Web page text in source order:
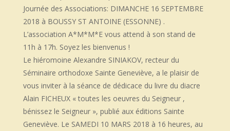
Journée des Associations: DIMANCHE 16 SEPTEMBRE
2018 à BOUSSY ST ANTOINE (ESSONNE) .
L’association A*M*M*E vous attend à son stand de
11h à 17h. Soyez les bienvenus !
Le hiéromoine Alexandre SINIAKOV, recteur du
Séminaire orthodoxe Sainte Geneviève, a le plaisir de
vous inviter à la séance de dédicace du livre du diacre
Alain FICHEUX « toutes les oeuvres du Seigneur ,
bénissez le Seigneur », publié aux éditions Sainte
Geneviève. Le SAMEDI 10 MARS 2018 à 16 heures, au